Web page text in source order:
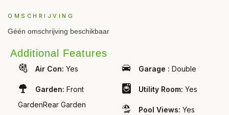
OMSCHRIJVING
Géén omschrijving beschikbaar
Additional Features
Air Con: Yes Garage : Double
Garden: Front
GardenRear Garden
Utility Room: Yes
Pool Views: Yes